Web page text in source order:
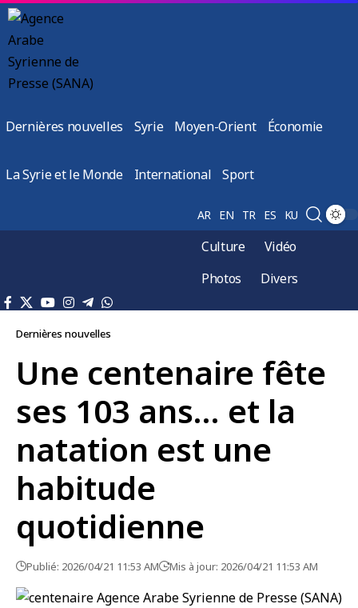
Dernières nouvelles Syrie Moyen-Orient Économie
La Syrie et le Monde International Sport
AR EN TR ES KU
Culture
Vidéo
Photos
Divers
Dernières nouvelles
Une centenaire fête
ses 103 ans… et la
natation est une
habitude
quotidienne
Publié: 2026/04/21 11:53 AM Mis à jour: 2026/04/21 11:53 AM